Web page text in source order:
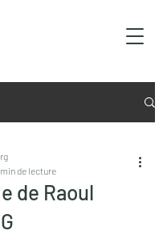
de Raoul
de lecture